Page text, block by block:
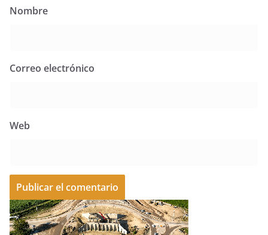
Nombre
Correo electrónico
Web
A
l